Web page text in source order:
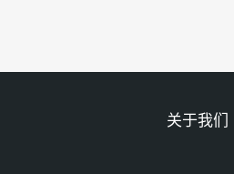
关于我们